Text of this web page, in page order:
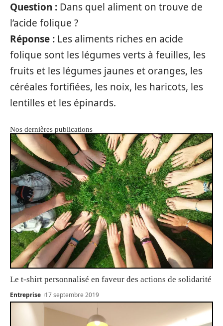
Question : Dans quel aliment on trouve de
l’acide folique ?
Réponse : Les aliments riches en acide
folique sont les légumes verts à feuilles, les
fruits et les légumes jaunes et oranges, les
céréales fortifiées, les noix, les haricots, les
lentilles et les épinards.
Nos dernières publications
Le t-shirt personnalisé en faveur des actions de solidarité
Entreprise 17 septembre 2019